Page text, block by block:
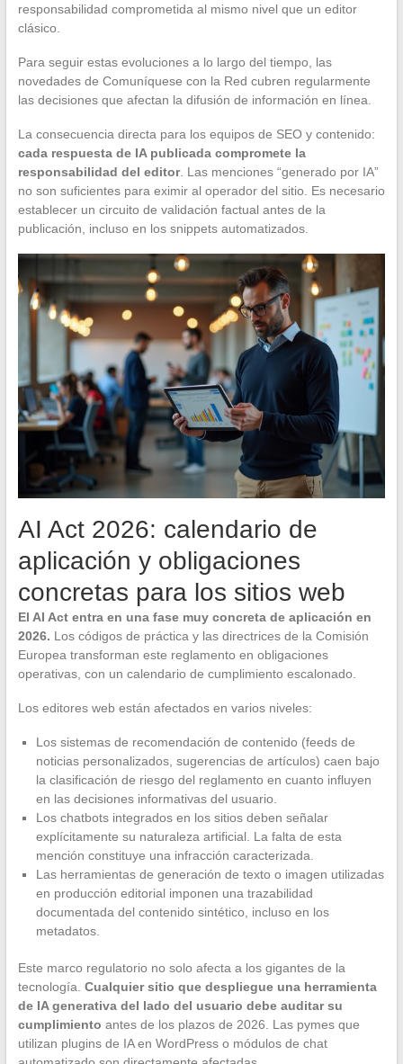
responsabilidad comprometida al mismo nivel que un editor
clásico.
Para seguir estas evoluciones a lo largo del tiempo, las
novedades de Comuníquese con la Red cubren regularmente
las decisiones que afectan la difusión de información en línea.
La consecuencia directa para los equipos de SEO y contenido:
cada respuesta de IA publicada compromete la
responsabilidad del editor. Las menciones “generado por IA”
no son suficientes para eximir al operador del sitio. Es necesario
establecer un circuito de validación factual antes de la
publicación, incluso en los snippets automatizados.
AI Act 2026: calendario de
aplicación y obligaciones
concretas para los sitios web
El AI Act entra en una fase muy concreta de aplicación en
2026. Los códigos de práctica y las directrices de la Comisión
Europea transforman este reglamento en obligaciones
operativas, con un calendario de cumplimiento escalonado.
Los editores web están afectados en varios niveles:
Los sistemas de recomendación de contenido (feeds de
noticias personalizados, sugerencias de artículos) caen bajo
la clasificación de riesgo del reglamento en cuanto influyen
en las decisiones informativas del usuario.
Los chatbots integrados en los sitios deben señalar
explícitamente su naturaleza artificial. La falta de esta
mención constituye una infracción caracterizada.
Las herramientas de generación de texto o imagen utilizadas
en producción editorial imponen una trazabilidad
documentada del contenido sintético, incluso en los
metadatos.
Este marco regulatorio no solo afecta a los gigantes de la
tecnología. Cualquier sitio que despliegue una herramienta
de IA generativa del lado del usuario debe auditar su
cumplimiento antes de los plazos de 2026. Las pymes que
utilizan plugins de IA en WordPress o módulos de chat